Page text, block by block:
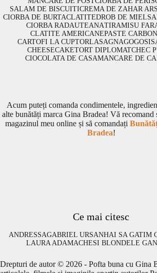
SALAM DE BISCUITICREMA DE ZAHAR
CIORBA DE BURTACLATITEDROB DE MIEL
CIORBA RADAUTEANATIRAMISU
CLATITE AMERICANEPASTE
CARTOFI LA CUPTORLASAGNAGOGOSI
CHEESECAKETORT DIPLOMATCHEC
CIOCOLATA DE CASAMANCARE DE
Acum puteți comanda condimentele,
alte bunătăți marca Gina Bradea! Vă recomand
magazinul meu online și să comandați
Bradea!
Ce mai citesc
ANDRESSAGABRIEL URSANHAI SA GATIM
LAURA ADAMACHESI BLONDELE
Drepturi de autor © 2026 - Pofta buna cu Gina